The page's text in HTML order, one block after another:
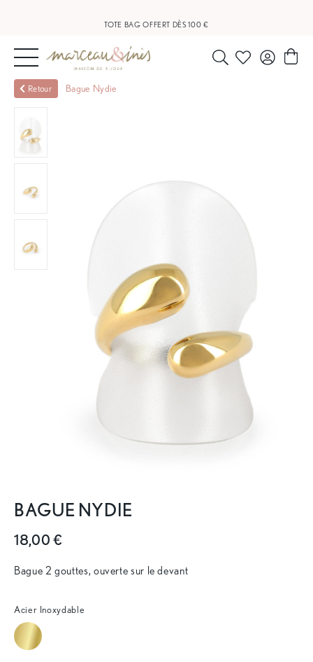
TOTE BAG OFFERT DÈS 100 €
NOUVEAUTÉS
OUTLET
NOS
Retour Bague Nydie
BAGUE NYDIE
18,00 €
Bague 2 gouttes, ouverte sur le devant
Acier Inoxydable